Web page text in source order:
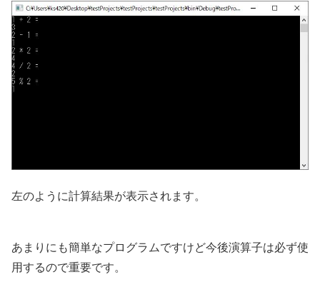
左のように計算結果が表示されます。
あまりにも簡単なプログラムですけど今後演算子は必ず使
用するので重要です。